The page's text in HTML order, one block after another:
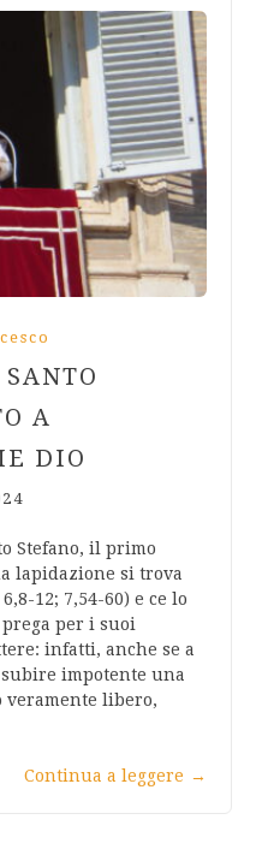
A
DIO
Stefano, il primo
lapidazione si trova
12; 7,54-60) e ce lo
per i suoi
infatti, anche se a
impotente una
veramente libero,
Continua a leggere →